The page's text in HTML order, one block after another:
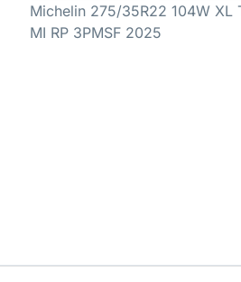
Michelin 275/35R22 104W XL
MI RP 3PMSF 2025